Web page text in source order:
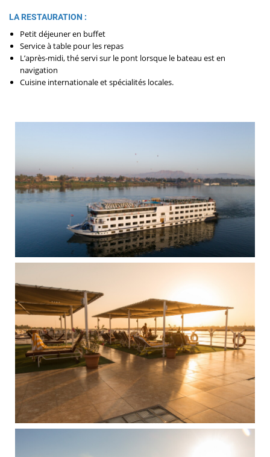
LA RESTAURATION :
Petit déjeuner en buffet
Service à table pour les repas
L’après-midi, thé servi sur le pont lorsque le bateau est en
navigation
Cuisine internationale et spécialités locales.